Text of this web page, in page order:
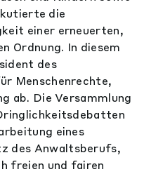
die
einer erneuerten,
Ordnung. In diesem
des
Menschenrechte,
ab. Die Versammlung
eines
des Anwaltsberufs,
freien und fairen